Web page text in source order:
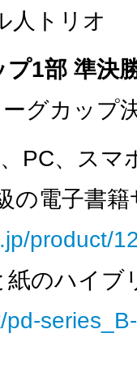
人トリオ
1部 準決
グカップ
PC、スマ
電子書籍
product/
のハイブ